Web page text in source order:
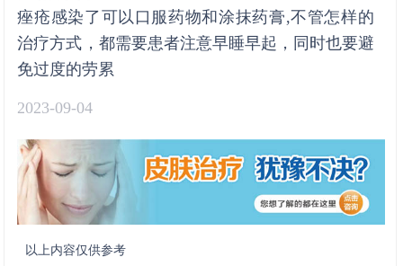
痤疮感染了可以口服药物和涂抹药膏,不管怎样的
治疗方式，都需要患者注意早睡早起，同时也要避
免过度的劳累
2023-09-04
以上内容仅供参考